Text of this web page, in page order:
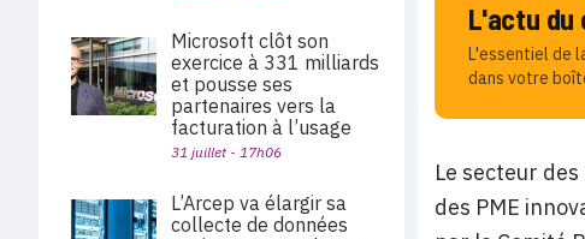
L'actu du
L'essentiel de
dans votre
Le secteur
des PME
Microsoft clôt son
exercice à 331 milliards
et pousse ses
partenaires vers la
facturation à l’usage
31 juillet - 17h06
L’Arcep va élargir sa
collecte de données